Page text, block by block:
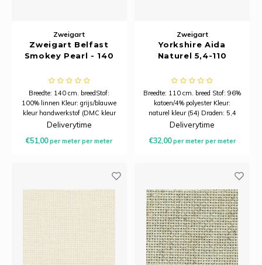
Zweigart
Zweigart Belfast
Smokey Pearl - 140
Breedte: 140 cm. breedStof:
100% linnen Kleur: grijs/blauwe
kleur handwerkstof (DMC kleur
927) Draden: 12,6 draden per
20 centimeter.
Deliverytime
€51,00per meterper meter
Zweigart
Yorkshire Aida
Naturel 5,4-110
Breedte: 110 cm. breed Stof: 96%
katoen/4% polyester Kleur:
naturel kleur (54) Draden: 5,4
bosjes per centimeter Minimale
Deliverytime
€32,00per meterper meter